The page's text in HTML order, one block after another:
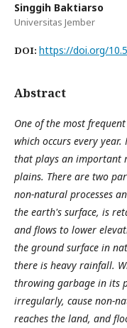
Singgih Baktiarso
Universitas Jember
DOI: https://doi.org/
Abstract
One of the most
which occurs every
that plays an important
plains. There are two
non-natural processes
the earth's surface, is
and flows to lower
the ground surface in
there is heavy rainfall.
throwing garbage in its
irregularly, cause non-
reaches the land, and